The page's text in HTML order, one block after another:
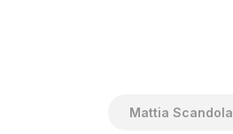
Mattia Scandola